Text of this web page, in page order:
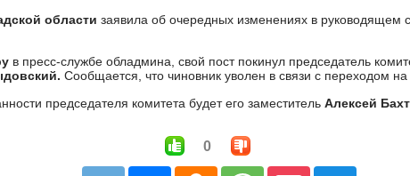
области заявила об очередных изменениях в руководящем
в пресс-службе обладмина, свой пост покинул председатель
Сообщается, что чиновник уволен в связи с переходом
председателя комитета будет его заместитель Алексей
0